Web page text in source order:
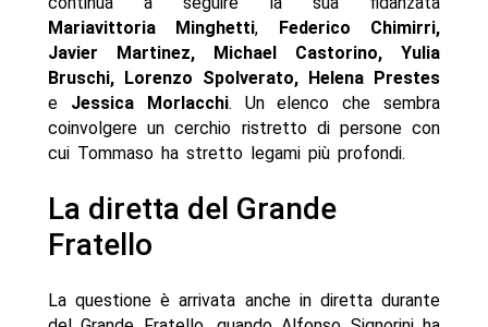
Mariavittoria Minghetti, Federico Chimirri,
Javier Martinez, Michael Castorino, Yulia
Bruschi, Lorenzo Spolverato, Helena Prestes
e Jessica Morlacchi. Un elenco che sembra
coinvolgere un cerchio ristretto di persone con
cui Tommaso ha stretto legami più profondi.
La diretta del Grande
Fratello
La questione è arrivata anche in diretta durante